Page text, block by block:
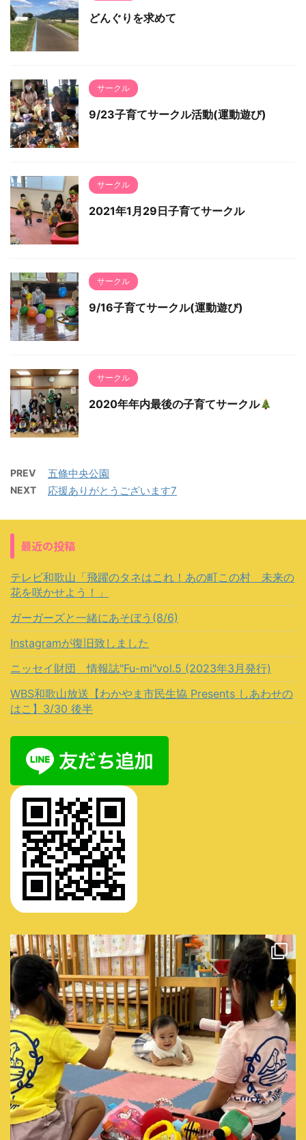
どんぐりを求めて
サークル
9/23子育てサークル活動(運動遊び)
サークル
2021年1月29日子育てサークル
サークル
9/16子育てサークル(運動遊び)
サークル
2020年年内最後の子育てサークル
PREV 五條中央公園
NEXT 応援ありがとうございます7
最近の投稿
テレビ和歌山「飛躍のタネはこれ！あの町この村 未来の
花を咲かせよう！」
ガーガーズと一緒にあそぼう(8/6)
Instagramが復旧致しました
ニッセイ財団 情報誌"Fu-mi"vol.5 (2023年3月発行)
WBS和歌山放送【わかやま市民生協 Presents しあわせの
はこ】3/30 後半